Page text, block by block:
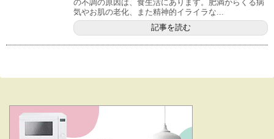
の不調の原因は、食生活にあります。肥満からくる病
気やお肌の老化、また精神的イライラな...
記事を読む